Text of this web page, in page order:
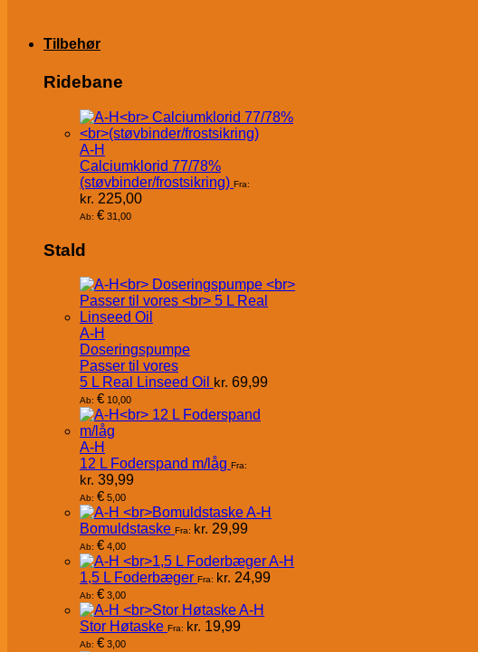
Tilbehør
Ridebane
A-H
Calciumklorid 77/78%
(støvbinder/frostsikring) Fra:
kr. 225,00
Ab: € 31,00
Stald
A-H
Doseringspumpe
Passer til vores
5 L Real Linseed Oil kr. 69,99
Ab: € 10,00
A-H
12 L Foderspand m/låg Fra:
kr. 39,99
Ab: € 5,00
A-H
Bomuldstaske Fra: kr. 29,99
Ab: € 4,00
A-H
1,5 L Foderbæger Fra: kr. 24,99
Ab: € 3,00
A-H
Stor Høtaske Fra: kr. 19,99
Ab: € 3,00